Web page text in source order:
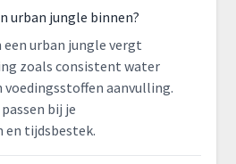
urban jungle binnen?
urban jungle vergt
zoals consistent water
voedingsstoffen aanvulling.
bij je
tijdsbestek.